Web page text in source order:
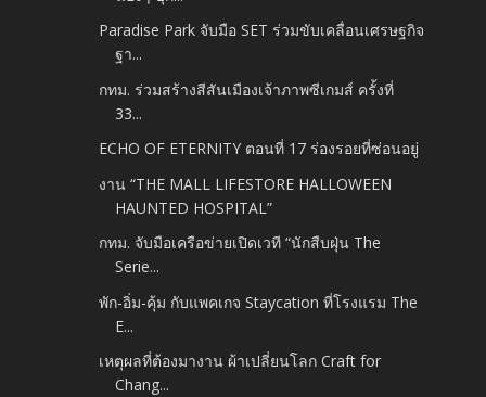
Paradise Park จับมือ SET ร่วมขับเคลื่อนเศรษฐกิจ
ฐา...
กทม. ร่วมสร้างสีสันเมืองเจ้าภาพซีเกมส์ ครั้งที่
33...
ECHO OF ETERNITY ตอนที่ 17 ร่องรอยที่ซ่อนอยู่
งาน “THE MALL LIFESTORE HALLOWEEN
HAUNTED HOSPITAL”
กทม. จับมือเครือข่ายเปิดเวที “นักสืบฝุ่น The
Serie...
พัก-อิ่ม-คุ้ม กับแพคเกจ Staycation ที่โรงแรม The
E...
เหตุผลที่ต้องมางาน ผ้าเปลี่ยนโลก Craft for
Chang...